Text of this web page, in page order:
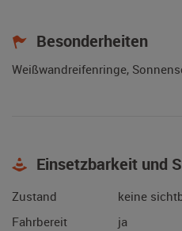
Besonderheiten
Weißwandreifenringe,
Einsetzbarkeit und
Zustand
keine
Fahrbereit
ja